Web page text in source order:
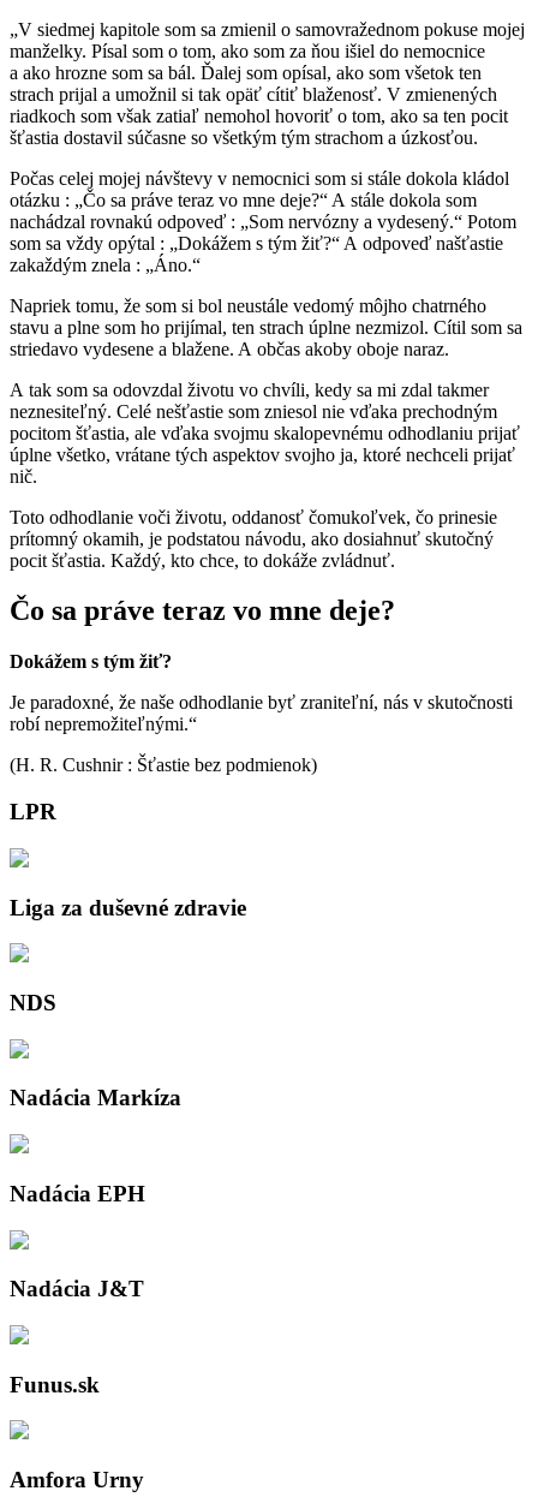
„V siedmej kapitole som sa zmienil o samovražednom pokuse mojej
manželky. Písal som o tom, ako som za ňou išiel do nemocnice
a ako hrozne som sa bál. Ďalej som opísal, ako som všetok ten
strach prijal a umožnil si tak opäť cítiť blaženosť. V zmienených
riadkoch som však zatiaľ nemohol hovoriť o tom, ako sa ten pocit
šťastia dostavil súčasne so všetkým tým strachom a úzkosťou.
Počas celej mojej návštevy v nemocnici som si stále dokola kládol
otázku : „Čo sa práve teraz vo mne deje?“ A stále dokola som
nachádzal rovnakú odpoveď : „Som nervózny a vydesený.“ Potom
som sa vždy opýtal : „Dokážem s tým žiť?“ A odpoveď našťastie
zakaždým znela : „Áno.“
Napriek tomu, že som si bol neustále vedomý môjho chatrného
stavu a plne som ho prijímal, ten strach úplne nezmizol. Cítil som sa
striedavo vydesene a blažene. A občas akoby oboje naraz.
A tak som sa odovzdal životu vo chvíli, kedy sa mi zdal takmer
neznesiteľný. Celé nešťastie som zniesol nie vďaka prechodným
pocitom šťastia, ale vďaka svojmu skalopevnému odhodlaniu prijať
úplne všetko, vrátane tých aspektov svojho ja, ktoré nechceli prijať
nič.
Toto odhodlanie voči životu, oddanosť čomukoľvek, čo prinesie
prítomný okamih, je podstatou návodu, ako dosiahnuť skutočný
pocit šťastia. Každý, kto chce, to dokáže zvládnuť.
Čo sa práve teraz vo mne deje?
Dokážem s tým žiť?
Je paradoxné, že naše odhodlanie byť zraniteľní, nás v skutočnosti
robí nepremožiteľnými.“
(H. R. Cushnir : Šťastie bez podmienok)
LPR
Liga za duševné zdravie
NDS
Nadácia Markíza
Nadácia EPH
Nadácia J&T
Funus.sk
Amfora Urny